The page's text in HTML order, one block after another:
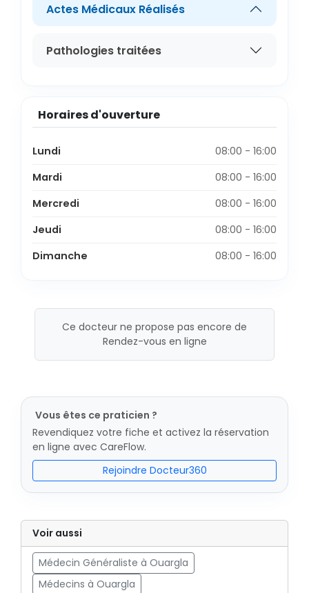
Actes Médicaux Réalisés
Pathologies traitées
Horaires d'ouverture
Lundi
08:00 - 16:00
Mardi
08:00 - 16:00
Mercredi
08:00 - 16:00
Jeudi
08:00 - 16:00
Dimanche
08:00 - 16:00
Ce docteur ne propose pas encore de
Rendez-vous en ligne
Vous êtes ce praticien ?
Revendiquez votre fiche et activez la réservation
en ligne avec CareFlow.
Rejoindre Docteur360
Voir aussi
Médecin Généraliste à Ouargla
Médecins à Ouargla